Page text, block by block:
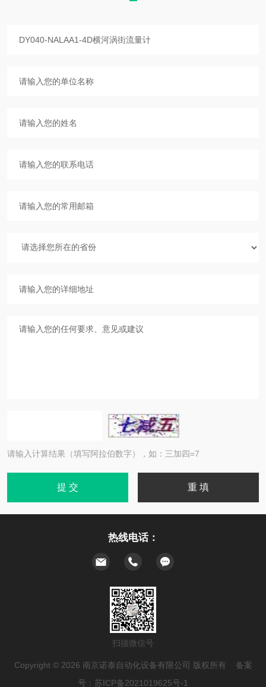
请输入计算结果（填写阿拉伯数字），如：三加四=7
热线电话：
扫描微信号
Copyright © 2026 南京诺泰自动化设备有限公司 版权所有 备案
号： 苏ICP备2021019625号-1